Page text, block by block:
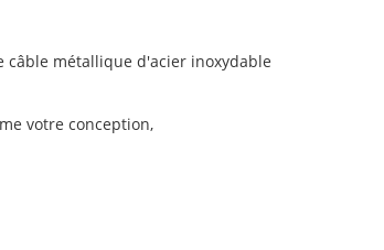
métallique d'acier inoxydable
votre conception,